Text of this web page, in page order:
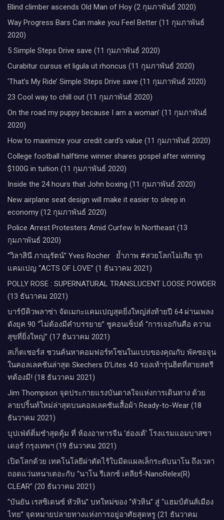
Blind climber ascends Old Man of Hoy (2 กุมภาพันธ์ 2020)
Way Progress Bars Can make you Feel Better (11 กุมภาพันธ์
2020)
5 Simple Steps Drive save (11 กุมภาพันธ์ 2020)
Curabitur cursus et ligula ut rhoncus (11 กุมภาพันธ์ 2020)
‘That’s My Ride’ Simple Steps Drive save (11 กุมภาพันธ์ 2020)
23 Cool way to chill out (11 กุมภาพันธ์ 2020)
On the road my puppy because I am a woman’ (11 กุมภาพันธ์
2020)
How to maximize your credit card’s value (11 กุมภาพันธ์ 2020)
College football halftime winner shares gospel after winning
$100G in tuition (11 กุมภาพันธ์ 2020)
Inside the 24 hours that John boxing (11 กุมภาพันธ์ 2020)
New airplane seat design will make it easier to sleep in
economy (12 กุมภาพันธ์ 2020)
Police Arrest Protesters Amid Curfew In Northeast (13
กุมภาพันธ์ 2020)
“วิลาสินี ภาณุรัตน์” Yves Rocher​ ย้ำภาพ #สวยโลกไม่เสีย รุก
แคมเปญ “ACTS OF LOVE” (1 ธันวาคม 2021)
POLLY ROSE : SUPERNATURAL TRANSLUCENT LOOSE POWDER
(13 ธันวาคม 2021)
บาร์บีคิวพลาซ่า จัดเมกะแคมเปญสุดยิ่งใหญ่ส่งท้ายปี 64 ผ่านเพลง
ดังยุค 90 “ไม่ต้องมีคำบรรยาย” ชูคอนเซ็ปต์ “การเจอกันคือ ความ
สุขที่ยิ่งใหญ่” (17 ธันวาคม 2021)
สเก็ตเชอร์ส ชวนค้นหาคอมฟอร์ทโซนในแบบของคุณกับ พัคซอจุน
ในคอลเลคชันล่าสุด Skechers D’Lites 4.0 รองเท้ารุ่นฮิตที่สายสตรี
ทต้องมี! (18 ธันวาคม 2021)
Jim Thompson จุดประกายแรงบันดาลใจแห่งการเดินทาง ด้วย
ลายปริ้นท์ใหม่ล่าสุดบนคอลเลคชันเสื้อผ้า Ready-to-Wear (18
ธันวาคม 2021)
บุปเฟ่ต์ติ่มซำสุดคุ้ม ที่ ห้อง​อาหารจีน​ ‘ฮ่องเต้’ โรงแรม​แอม​บาส​ซา​
เดอร์​ กรุงเทพฯ​ (19 ธันวาคม 2021)
เปิดโลกด้วย เทคโนโลยีผ่าตัดไร้ใบมีดแผลเล็กระดับนาโน ถึงเวลา
ถอดแว่นหนาเตอะกับ “นาโน รีเลกซ์ เคลียร์-NanoRelex(R)
CLEAR” (20 ธันวาคม 2021)
“บันยัน เรสซิเดนซ์ หัวหิน” บทใหม่ของ “หัวหิน” สู่ “แฮมป์ตันส์เมือง
ไทย” จุดหมายปลายทางแห่งการอยู่อาศัยสุดหรู (21 ธันวาคม